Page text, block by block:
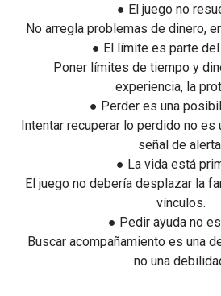
● El juego no
No arregla problemas de dinero,
● El límite es parte
Poner límites de tiempo y
experiencia, la
● Perder es una
Intentar recuperar lo perdido no es
señal de
● La vida está
El juego no debería desplazar la
vínculos.
● Pedir ayuda no
Buscar acompañamiento es una
no una